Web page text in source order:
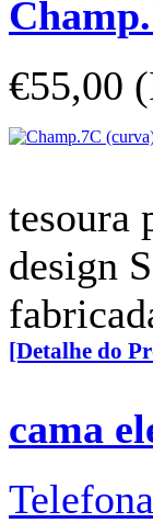
€55,00
tesoura
design
[Detalhe do
cama